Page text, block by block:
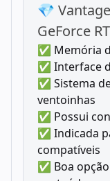
💎
GeForce
✅ Memória
✅ Interface
✅ Sistema
ventoinhas
✅ Possui
✅ Indicada
compatíveis
✅ Boa